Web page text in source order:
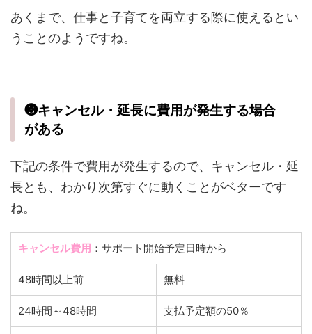
あくまで、仕事と子育てを両立する際に使えるとい
うことのようですね。
❸キャンセル・延長に費用が発生する場合
がある
下記の条件で費用が発生するので、キャンセル・延
長とも、わかり次第すぐに動くことがベターです
ね。
キャンセル費用 ：サポート開始予定日時から
48時間以上前 無料
24時間～48時間 支払予定額の50％